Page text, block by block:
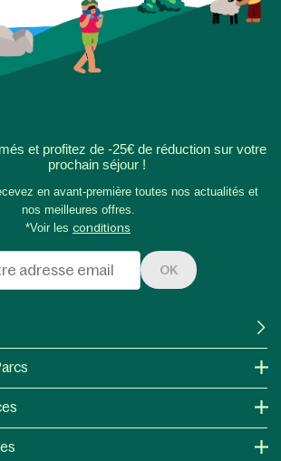
et profitez de -25€ de réduction sur votre
prochain séjour !
en avant-première toutes nos actualités et
nos meilleures offres.
*Voir les conditions
OK